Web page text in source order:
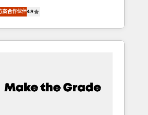
- CRM: More Sales Hub
than any other Partner 💻 -
🧡 Don't pick a
de HubSpot
outils (ERP, téléphonie, etc.) •
des équipes grâce à un outil et
• Amélioration de la
de 30 consultants certifiés
chaque projet avec un
案合作伙伴4.9